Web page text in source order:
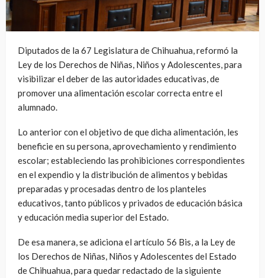
Diputados de la 67 Legislatura de Chihuahua, reformó la
Ley de los Derechos de Niñas, Niños y Adolescentes, para
visibilizar el deber de las autoridades educativas, de
promover una alimentación escolar correcta entre el
alumnado.
Lo anterior con el objetivo de que dicha alimentación, les
beneficie en su persona, aprovechamiento y rendimiento
escolar; estableciendo las prohibiciones correspondientes
en el expendio y la distribución de alimentos y bebidas
preparadas y procesadas dentro de los planteles
educativos, tanto públicos y privados de educación básica
y educación media superior del Estado.
De esa manera, se adiciona el artículo 56 Bis, a la Ley de
los Derechos de Niñas, Niños y Adolescentes del Estado
de Chihuahua, para quedar redactado de la siguiente